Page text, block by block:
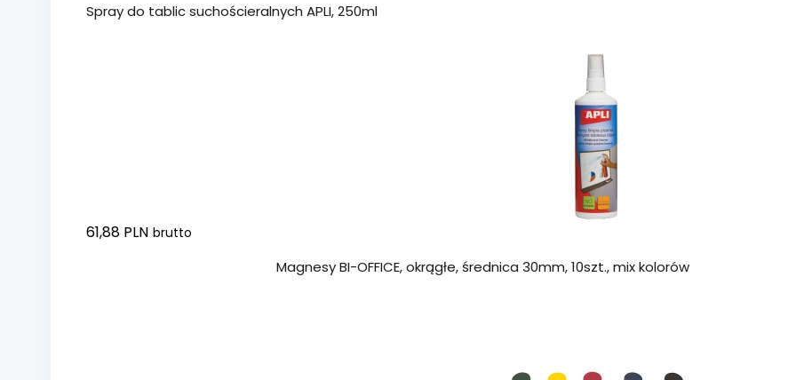
Spray do tablic suchościeralnych APLI, 250ml
61,88 PLN brutto
Magnesy BI-OFFICE, okrągłe, średnica 30mm, 10szt., mix kolorów